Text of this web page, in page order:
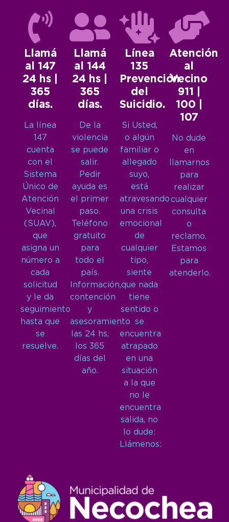
Llamá
al 147
24 hs |
365
días.
La línea
147
cuenta
con el
Sistema
Único de
Atención
Vecinal
(SUAV),
que
asigna un
número a
cada
solicitud
y le da
seguimiento
hasta que
se
resuelve.
Llamá
al 144
24 hs |
365
días.
De la
violencia
se puede
salir.
Pedir
ayuda es
el primer
paso.
Teléfono
gratuito
para
todo el
país.
Información,
contención
y
asesoramiento
las 24 hs,
los 365
días del
año.
Línea
135
Prevención
del
Suicidio.
Si Usted,
o algún
familiar o
allegado
suyo,
está
atravesando
una crisis
emocional
de
cualquier
tipo,
siente
que nada
tiene
sentido o
se
encuentra
atrapado
en una
situación
a la que
no le
encuentra
salida, no
lo dude:
Llámenos:
Atención
al
Vecino
911 |
100 |
107
No dude
en
llamarnos
para
realizar
cualquier
consulta
o
reclamo.
Estamos
para
atenderlo.